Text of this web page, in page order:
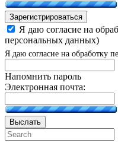
Зарегистрироваться
Я даю согласие на
персональных данных)
Я даю согласие на обработку
Напомнить пароль
Электронная почта:
Выслать